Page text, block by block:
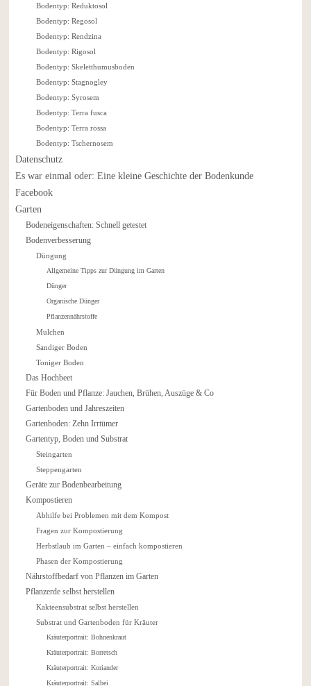
Bodentyp: Reduktosol
Bodentyp: Regosol
Bodentyp: Rendzina
Bodentyp: Rigosol
Bodentyp: Skeletthumusboden
Bodentyp: Stagnogley
Bodentyp: Syrosem
Bodentyp: Terra fusca
Bodentyp: Terra rossa
Bodentyp: Tschernosem
Datenschutz
Es war einmal oder: Eine kleine Geschichte der Bodenkunde
Facebook
Garten
Bodeneigenschaften: Schnell getestet
Bodenverbesserung
Düngung
Allgemeine Tipps zur Düngung im Garten
Dünger
Organische Dünger
Pflanzennährstoffe
Mulchen
Sandiger Boden
Toniger Boden
Das Hochbeet
Für Boden und Pflanze: Jauchen, Brühen, Auszüge & Co
Gartenboden und Jahreszeiten
Gartenboden: Zehn Irrtümer
Gartentyp, Boden und Substrat
Steingarten
Steppengarten
Geräte zur Bodenbearbeitung
Kompostieren
Abhilfe bei Problemen mit dem Kompost
Fragen zur Kompostierung
Herbstlaub im Garten – einfach kompostieren
Phasen der Kompostierung
Nährstoffbedarf von Pflanzen im Garten
Pflanzerde selbst herstellen
Kakteensubstrat selbst herstellen
Substrat und Gartenboden für Kräuter
Kräuterportrait: Bohnenkraut
Kräuterportrait: Borretsch
Kräuterportrait: Koriander
Kräuterportrait: Salbei